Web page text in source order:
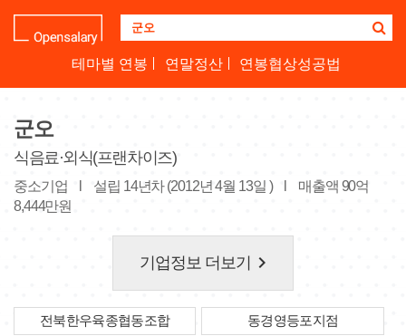
업
명
세
요
테마별 연봉 연말정산 연봉협상성공법
군오
식음료·외식(프랜차이즈)
중소기업 설립 14년차 (2012년 4월 13일 )
매출액 90억
8,444만원
기업정보 더보기 keyboard_arrow_right
전북한우육종협동조합 동경영등포지점